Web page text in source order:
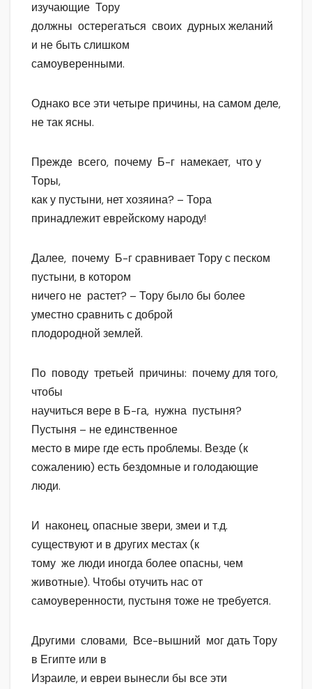
изучающие Тору
должны остерегаться своих дурных желаний
и не быть слишком
самоуверенными.
Однако все эти четыре причины, на самом деле,
не так ясны.
Прежде всего, почему Б-г намекает, что у
Торы,
как у пустыни, нет хозяина? – Тора
принадлежит еврейскому народу!
Далее, почему Б-г сравнивает Тору с песком
пустыни, в котором
ничего не растет? – Тору было бы более
уместно сравнить с доброй
плодородной землей.
По поводу третьей причины: почему для того,
чтобы
научиться вере в Б-га, нужна пустыня?
Пустыня – не единственное
место в мире где есть проблемы. Везде (к
сожалению) есть бездомные и голодающие
люди.
И наконец, опасные звери, змеи и т.д.
существуют и в других местах (к
тому же люди иногда более опасны, чем
животные). Чтобы отучить нас от
самоуверенности, пустыня тоже не требуется.
Другими словами, Все-вышний мог дать Тору
в Египте или в
Израиле, и евреи вынесли бы все эти